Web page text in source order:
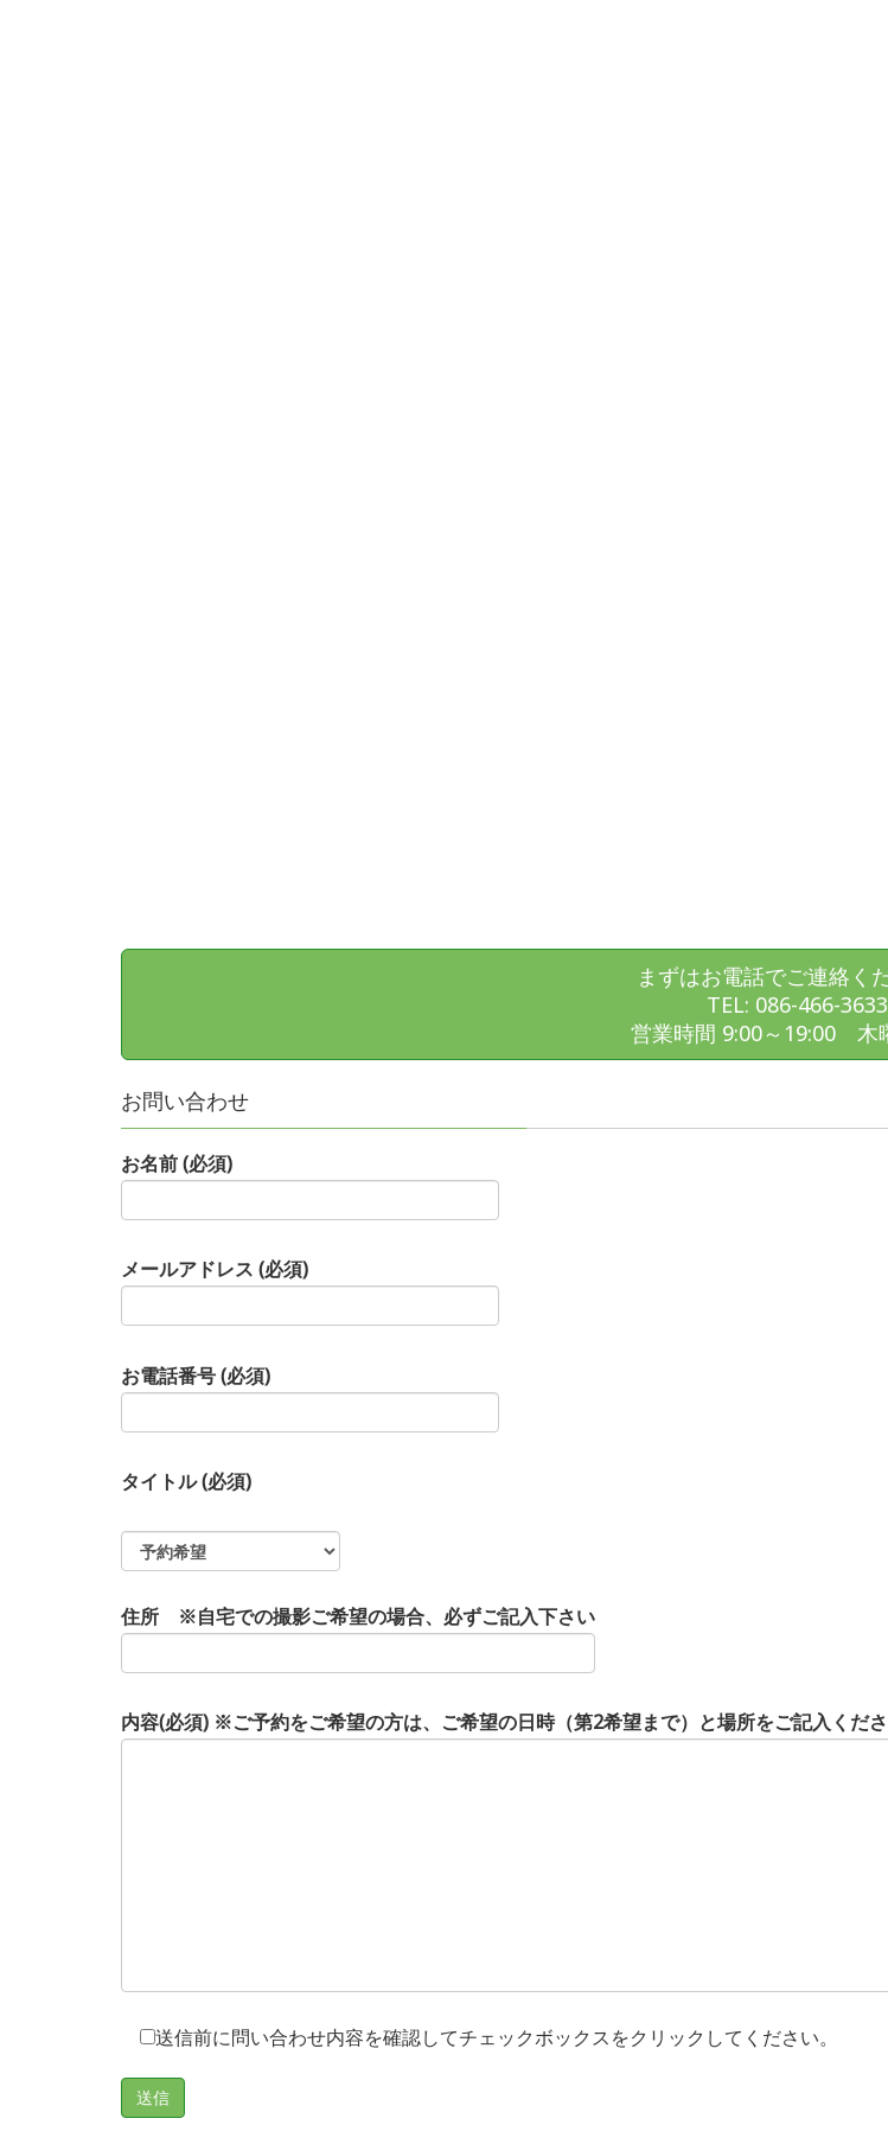
まずはお電話でご連絡く
TEL: 086-466-3633
営業時間 9:00～19:00 木
お問い合わせ
お名前 (必須)
メールアドレス (必須)
お電話番号 (必須)
タイトル (必須)
住所 ※自宅での撮影ご希望の場合、必ずご記入下さい
内容(必須) ※ご予約をご希望の方は、ご希望の日時（第2希望まで）と場所をご記入くだ
送信前に問い合わせ内容を確認してチェックボックスをクリックしてください。